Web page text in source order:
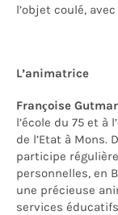
l’objet coulé,
L’animatrice
Françoise
l’école du 75 et à
de l’Etat à Mons.
participe
personnelles, en
une précieuse
services